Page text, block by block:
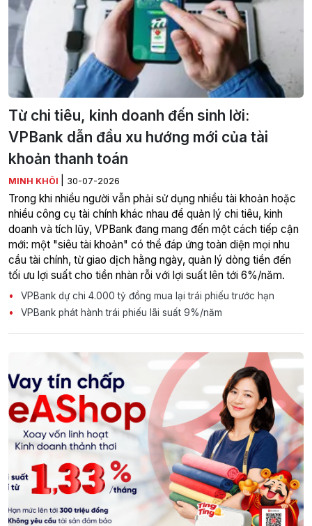
Từ chi tiêu, kinh doanh đến sinh lời:
VPBank dẫn đầu xu hướng mới của tài
khoản thanh toán
MINH KHÔI 30-07-2026
Trong khi nhiều người vẫn phải sử dụng nhiều tài khoản hoặc
nhiều công cụ tài chính khác nhau để quản lý chi tiêu, kinh
doanh và tích lũy, VPBank đang mang đến một cách tiếp cận
mới: một "siêu tài khoản" có thể đáp ứng toàn diện mọi nhu
cầu tài chính, từ giao dịch hằng ngày, quản lý dòng tiền đến
tối ưu lợi suất cho tiền nhàn rỗi với lợi suất lên tới 6%/năm.
VPBank dự chi 4.000 tỷ đồng mua lại trái phiếu trước hạn
VPBank phát hành trái phiếu lãi suất 9%/năm